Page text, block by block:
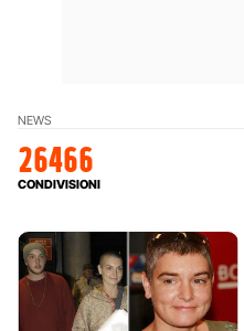
NEWS
26466
CONDIVISIONI